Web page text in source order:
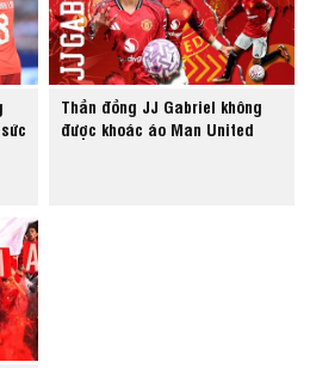
Thần đồng JJ Gabriel không
được khoác áo Man United